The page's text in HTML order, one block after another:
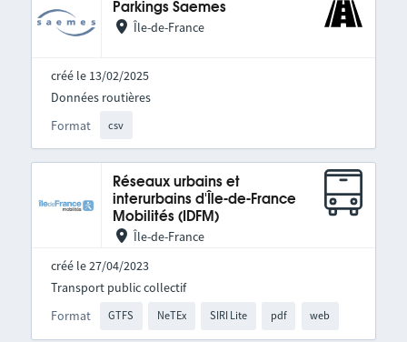
Parkings Saemes
Île-de-France
créé le 13/02/2025
Format csv
Données routières
Réseaux urbains et
interurbains d'Île-de-France
Mobilités (IDFM)
Île-de-France
créé le 27/04/2023
Format GTFS NeTEx SIRI Lite pdf web
Transport public collectif